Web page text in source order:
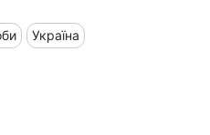
Україна